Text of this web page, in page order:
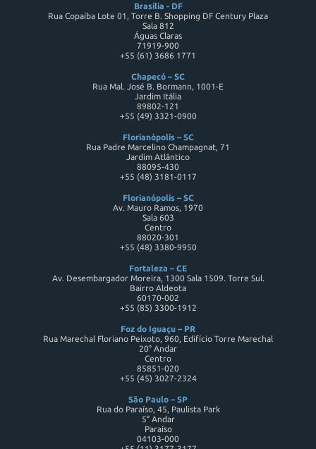
Brasília - DF
Rua Copaíba Lote 01, Torre B. Shopping DF Century Plaza
Sala 812
Águas Claras
71919-900
+55 (61) 3686 1771
Chapecó – SC
Rua Mal. José B. Bormann, 1001-E
Jardim Itália
89802-121
+55 (49) 3321-0900
Florianópolis – SC
Rua Padre Marcelino Champagnat, 71
Jardim Atlântico
88095-430
+55 (48) 3181-0117
Florianópolis – SC
Av. Mauro Ramos, 1970
Sala 603
Centro
88020-301
+55 (48) 3380-9950
Fortaleza – CE
Av. Desembargador Moreira, 1300 Sala 1509. Torre Sul.
Bairro Aldeota
60170-002
+55 (85) 3300-1912
Foz do Iguaçu – PR
Rua Marechal Floriano Peixoto, 960, Edifício Torre Marechal
20° Andar
Centro
85851-020
+55 (45) 3027-2324
São Paulo – SP
Rua do Paraíso, 45, Paulista Park
5° Andar
Paraíso
04103-000